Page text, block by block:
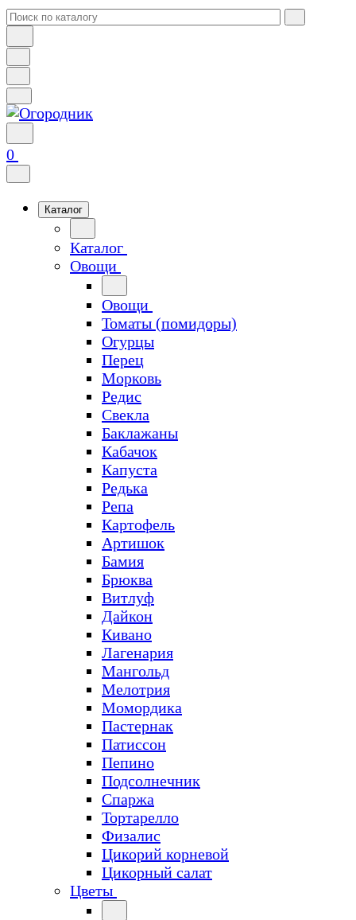
0
Каталог
Каталог
Овощи
Овощи
Томаты (помидоры)
Огурцы
Перец
Морковь
Редис
Свекла
Баклажаны
Кабачок
Капуста
Редька
Репа
Картофель
Артишок
Бамия
Брюква
Витлуф
Дайкон
Кивано
Лагенария
Мангольд
Мелотрия
Момордика
Пастернак
Патиссон
Пепино
Подсолнечник
Спаржа
Тортарелло
Физалис
Цикорий корневой
Цикорный салат
Цветы